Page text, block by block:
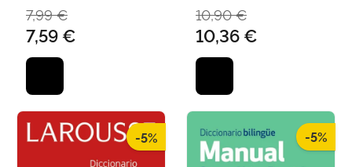
7,99 €
7,59 €
10,90 €
10,36 €
-5% -5%